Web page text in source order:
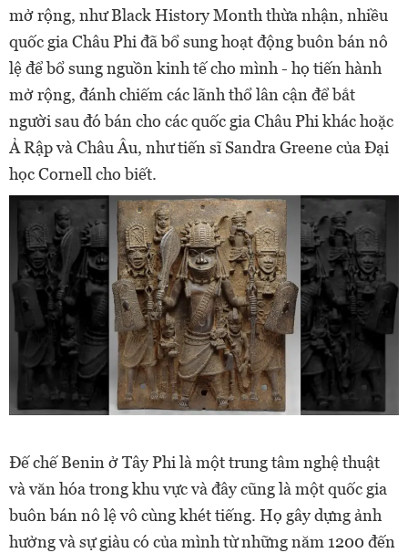
mở rộng, như Black History Month thừa nhận, nhiều
quốc gia Châu Phi đã bổ sung hoạt động buôn bán nô
lệ để bổ sung nguồn kinh tế cho mình - họ tiến hành
mở rộng, đánh chiếm các lãnh thổ lân cận để bắt
người sau đó bán cho các quốc gia Châu Phi khác hoặc
Ả Rập và Châu Âu, như tiến sĩ Sandra Greene của Đại
học Cornell cho biết.
Đế chế Benin ở Tây Phi là một trung tâm nghệ thuật
và văn hóa trong khu vực và đây cũng là một quốc gia
buôn bán nô lệ vô cùng khét tiếng. Họ gây dựng ảnh
hưởng và sự giàu có của mình từ những năm 1200 đến